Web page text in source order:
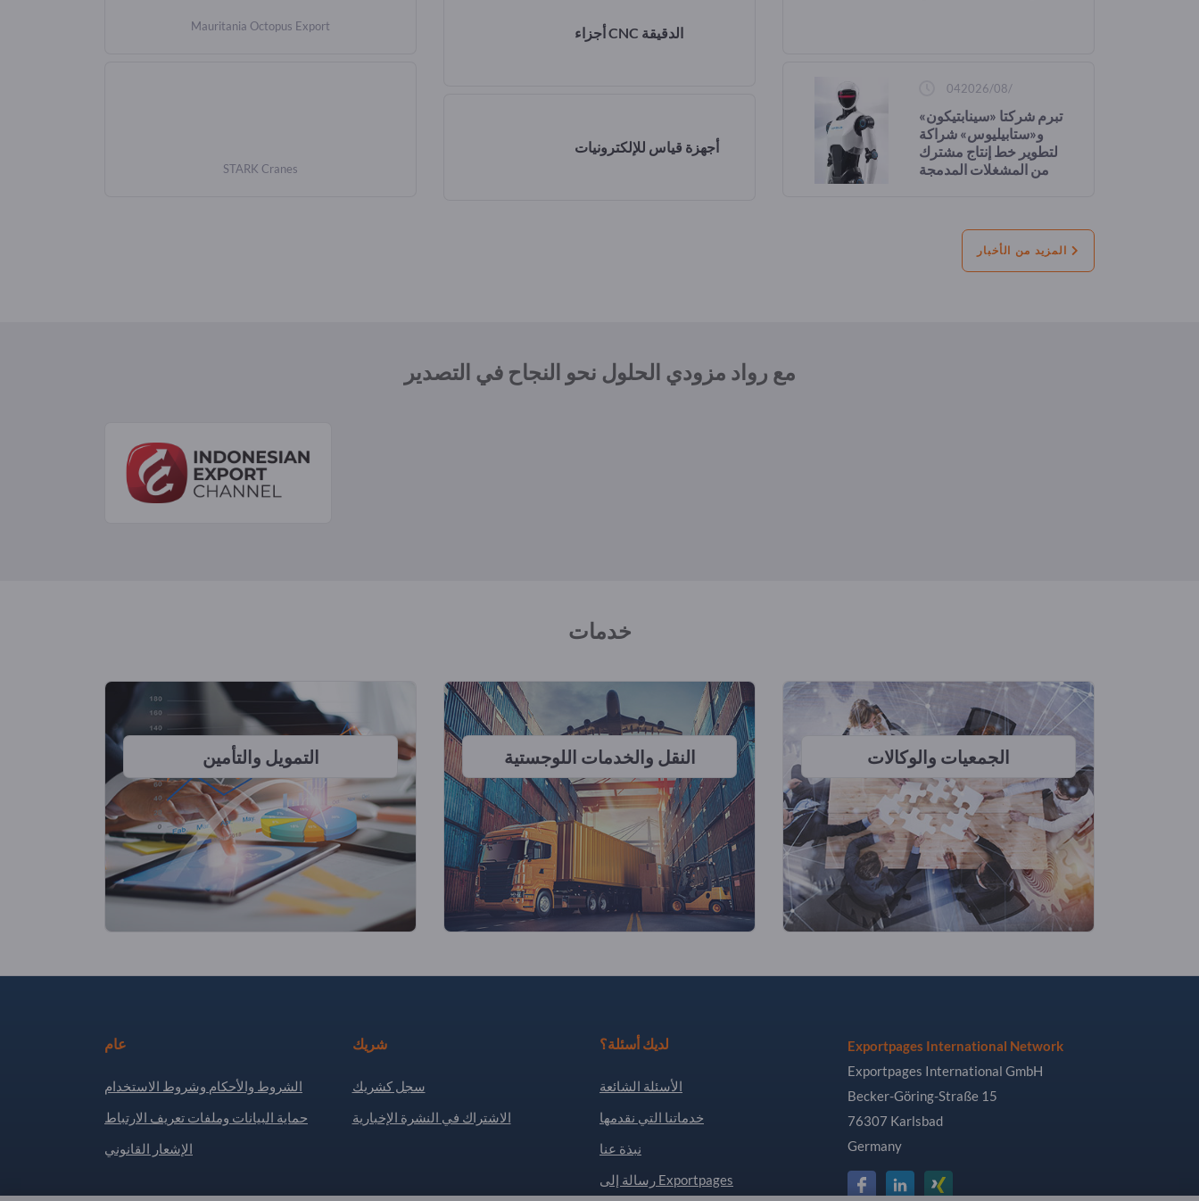
Mauritania Octopus Export
STARK Cranes
أجزاء CNC الدقيقة
أجهزة قياس للإلكترونيات
04‏/08‏/2026
تبرم شركتا «سينابتيكون»
و«ستابيليوس» شراكة
لتطوير خط إنتاج مشترك
من المشغلات المدمجة
مع رواد مزودي الحلول نحو النجاح في التصدير
خدمات
التمويل والتأمين النقل والخدمات اللوجستية الجمعيات والوكالات
عام
الشروط والأحكام وشروط الاستخدام
حماية البيانات وملفات تعريف الارتباط
الإشعار القانوني
شريك
سجل كشريك
الاشتراك في النشرة الإخبارية
لديك أسئلة؟
الأسئلة الشائعة
خدماتنا التي نقدمها
نبذة عنا
رسالة إلى Exportpages
Exportpages International Network
Exportpages International GmbH
Becker-Göring-Straße 15
76307 Karlsbad
Germany